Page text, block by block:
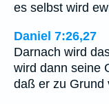
es selbst wird
Daniel 7:26,27
Darnach wird
wird dann seine
daß er zu